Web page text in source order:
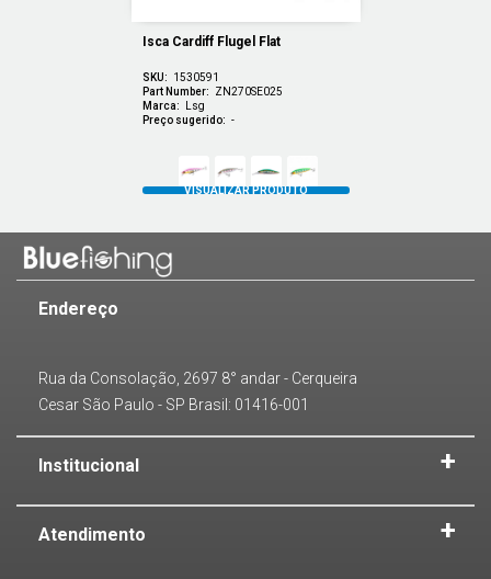
Isca Cardiff Flugel Flat
SKU:
1530591
Part Number:
ZN270SE025
Marca:
Lsg
Preço sugerido: -
Endereço
Rua da Consolação, 2697 8° andar - Cerqueira
Cesar São Paulo - SP Brasil: 01416-001
Institucional
Atendimento